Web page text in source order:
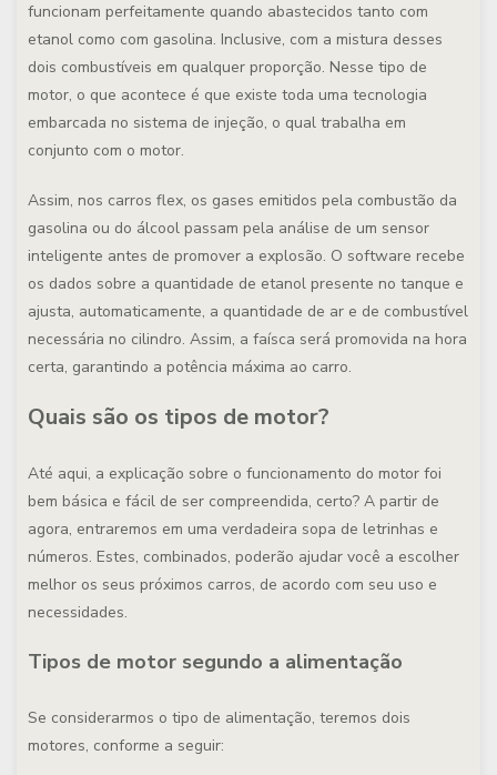
funcionam perfeitamente quando abastecidos tanto com
etanol como com gasolina. Inclusive, com a mistura desses
dois combustíveis em qualquer proporção. Nesse tipo de
motor, o que acontece é que existe toda uma tecnologia
embarcada no sistema de injeção, o qual trabalha em
conjunto com o motor.
Assim, nos carros flex, os gases emitidos pela combustão da
gasolina ou do álcool passam pela análise de um sensor
inteligente antes de promover a explosão. O software recebe
os dados sobre a quantidade de etanol presente no tanque e
ajusta, automaticamente, a quantidade de ar e de combustível
necessária no cilindro. Assim, a faísca será promovida na hora
certa, garantindo a potência máxima ao carro.
Quais são os tipos de motor?
Até aqui, a explicação sobre o funcionamento do motor foi
bem básica e fácil de ser compreendida, certo? A partir de
agora, entraremos em uma verdadeira sopa de letrinhas e
números. Estes, combinados, poderão ajudar você a escolher
melhor os seus próximos carros, de acordo com seu uso e
necessidades.
Tipos de motor segundo a alimentação
Se considerarmos o tipo de alimentação, teremos dois
motores, conforme a seguir: